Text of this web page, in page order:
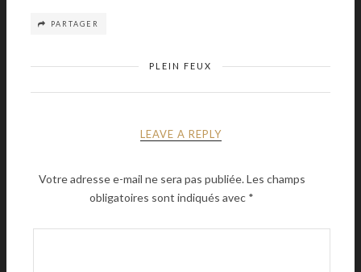
PARTAGER
PLEIN FEUX
LEAVE A REPLY
Votre adresse e-mail ne sera pas publiée.Les champs
obligatoires sont indiqués avec *